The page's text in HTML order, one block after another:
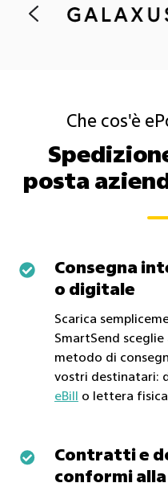
Che cos'è
posta
Consegna
o digitale
Scarica
SmartSend
metodo di
vostri destinatari:
eBill
o lettera
Consegna
intelligente
digitale
Contratti e
conformi alla
Contratti